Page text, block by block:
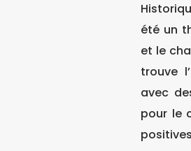
été un
et le
trouve
avec
pour le